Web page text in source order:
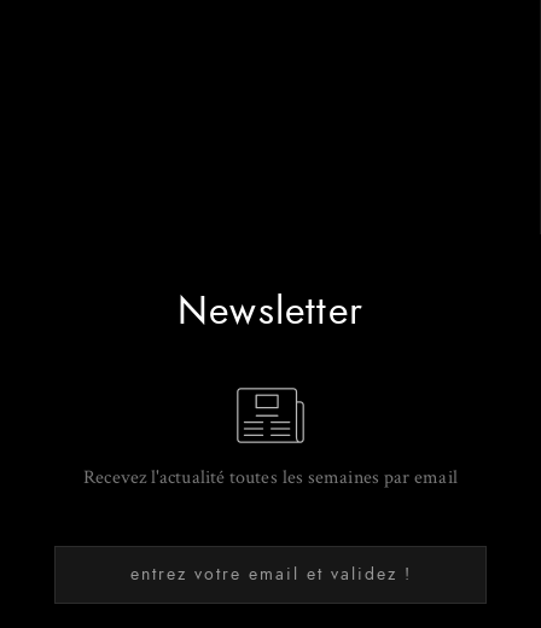
Newsletter
Recevez l'actualité toutes les semaines par email